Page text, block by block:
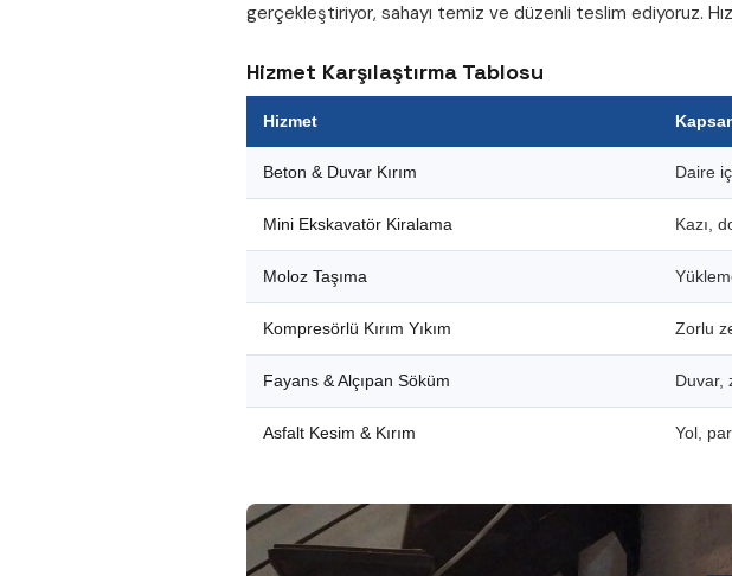
gerçekleştiriyor, sahayı temiz ve düzenli teslim ediyoruz.
Hizmet Karşılaştırma Tablosu
Hizmet
Beton & Duvar Kırım Daire
Mini Ekskavatör Kiralama Kazı,
Moloz Taşıma
Kompresörlü Kırım Yıkım Zorlu
Fayans & Alçıpan Söküm Duvar,
Asfalt Kesim & Kırım Yol,